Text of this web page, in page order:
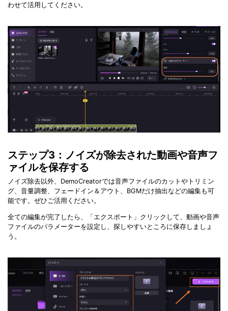
わせて活用してください。
ステップ3：ノイズが除去された動画や音声フ
ァイルを保存する
ノイズ除去以外、DemoCreatorでは音声ファイルのカットやトリミン
グ、音量調整、フェードイン＆アウト、BGMだけ抽出などの編集も可
能です。ぜひご活用ください。
全ての編集が完了したら、「エクスポート」クリックして、動画や音声
ファイルのパラメーターを設定し、探しやすいところに保存しましょ
う。